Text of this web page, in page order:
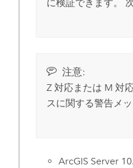
に検証できます。
注意:
Z 対応または M 対
スに関する警告メ
ArcGIS Server